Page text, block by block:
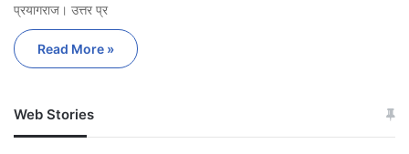
प्रयागराज। उत्तर प्र
Read More »
Web Stories
जम्मू-कश्मीर में बारिश से
अपडेट
खाई में धक्का… आरोपियों ने